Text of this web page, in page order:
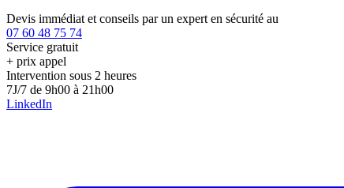
Devis immédiat et conseils par un expert en sécurité au
07 60 48 75 74
Service gratuit
+ prix appel
Intervention sous 2 heures
7J/7 de 9h00 à 21h00
LinkedIn